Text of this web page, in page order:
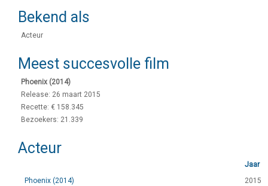
Bekend als
Acteur
Meest succesvolle film
Phoenix (2014)
Release: 26 maart 2015
Recette: € 158.345
Bezoekers: 21.339
Acteur
Jaar
Phoenix (2014)
2015